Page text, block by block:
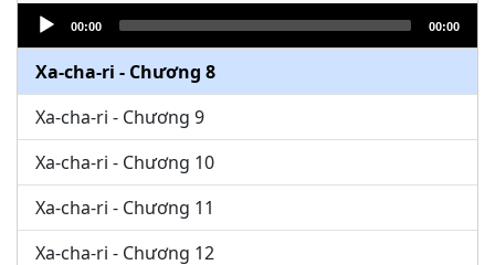
Audio
Player
00:00 00:00
Xa-cha-ri - Chương 7
Xa-cha-ri - Chương 8
Xa-cha-ri - Chương 9
Xa-cha-ri - Chương 10
Xa-cha-ri - Chương 11
Xa-cha-ri - Chương 12